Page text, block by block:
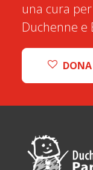
una cura
Duchenne e